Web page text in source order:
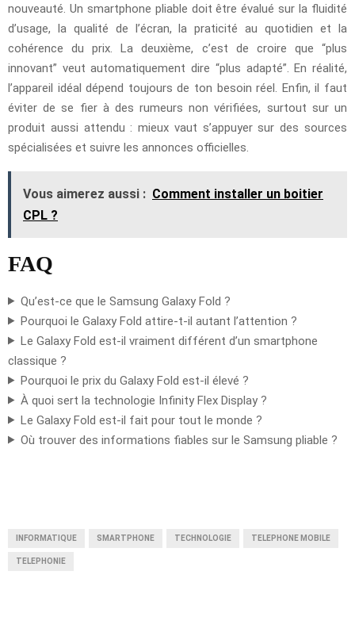
nouveauté. Un smartphone pliable doit être évalué sur la fluidité
d’usage, la qualité de l’écran, la praticité au quotidien et la
cohérence du prix. La deuxième, c’est de croire que “plus
innovant” veut automatiquement dire “plus adapté”. En réalité,
l’appareil idéal dépend toujours de ton besoin réel. Enfin, il faut
éviter de se fier à des rumeurs non vérifiées, surtout sur un
produit aussi attendu : mieux vaut s’appuyer sur des sources
spécialisées et suivre les annonces officielles.
Vous aimerez aussi : Comment installer un boitier
CPL ?
FAQ
Qu’est-ce que le Samsung Galaxy Fold ?
Pourquoi le Galaxy Fold attire-t-il autant l’attention ?
Le Galaxy Fold est-il vraiment différent d’un smartphone
classique ?
Pourquoi le prix du Galaxy Fold est-il élevé ?
À quoi sert la technologie Infinity Flex Display ?
Le Galaxy Fold est-il fait pour tout le monde ?
Où trouver des informations fiables sur le Samsung pliable ?
INFORMATIQUE SMARTPHONE TECHNOLOGIE TELEPHONE MOBILE
TELEPHONIE